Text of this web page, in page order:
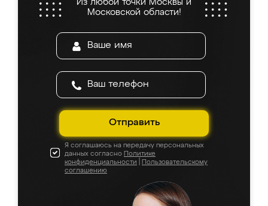
Из любой точки Москвы и
Московской области!
Отправить
Я соглашаюсь на передачу персональных
данных согласно Политике
конфиденциальности
Пользовательскому
соглашению